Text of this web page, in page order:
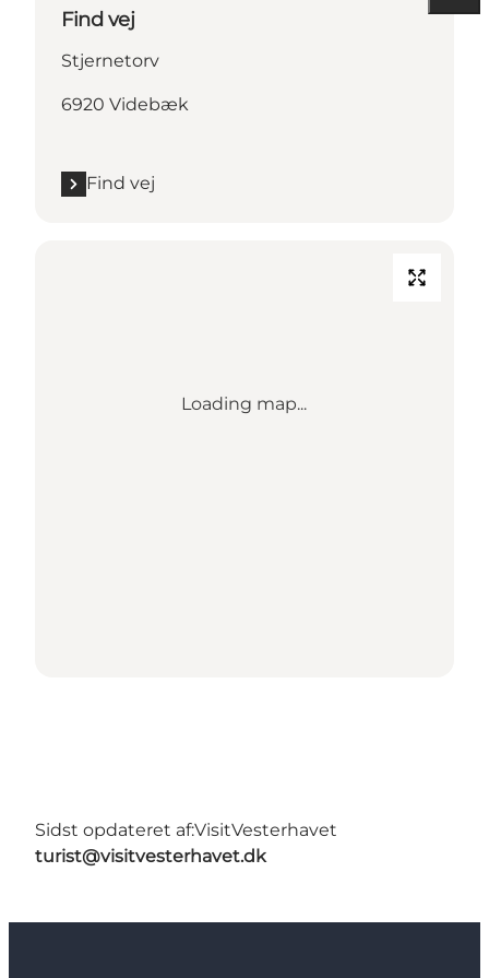
Find vej
Stjernetorv
6920 Videbæk
Find vej
Loading map...
Sidst opdateret af:VisitVesterhavet
turist@visitvesterhavet.dk